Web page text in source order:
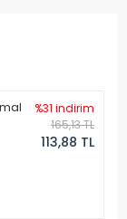
%31 indirim
165,13 TL
113,88 TL